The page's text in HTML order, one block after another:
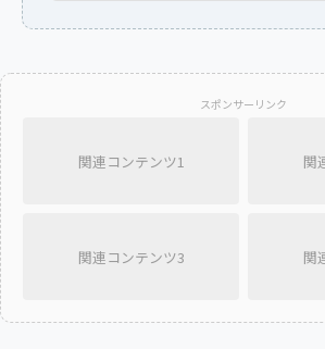
スポンサーリンク
関連コンテンツ1 関
関連コンテンツ3 関